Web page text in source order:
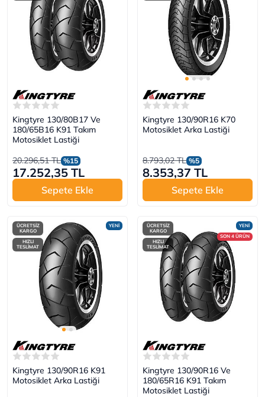
Kingtyre 130/80B17 Ve
180/65B16 K91 Takım
Motosiklet Lastiği
20.296,51 TL %15
17.252,35 TL
Sepete Ekle
Kingtyre 130/90R16 K70
Motosiklet Arka Lastiği
8.793,02 TL %5
8.353,37 TL
Sepete Ekle
YENİ
ÜCRETSİZ
KARGO
HIZLI
TESLİMAT
Kingtyre 130/90R16 K91
Motosiklet Arka Lastiği
YENİ
SON 4 ÜRÜN
ÜCRETSİZ
KARGO
HIZLI
TESLİMAT
Kingtyre 130/90R16 Ve
180/65R16 K91 Takım
Motosiklet Lastiği